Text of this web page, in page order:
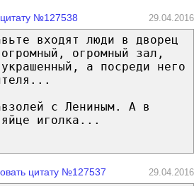
№127538 29.04.2016
входят люди в дворец
огромный зал,
а посреди него
с Лениным. А в
иголка...
цитату №127537 29.04.2016